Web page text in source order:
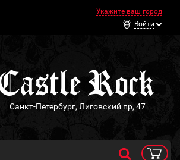
Укажите ваш город
Войти
Санкт-Петербург, Лиговский пр, 47